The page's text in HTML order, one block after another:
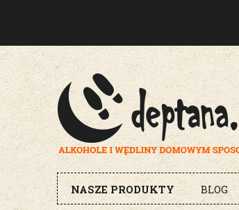
NASZE PRODUKTY BLOG